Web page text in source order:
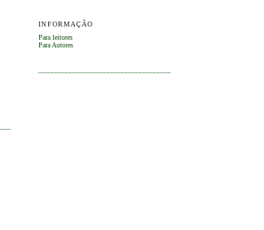
INFORMAÇÃO
Para leitores
Para Autores